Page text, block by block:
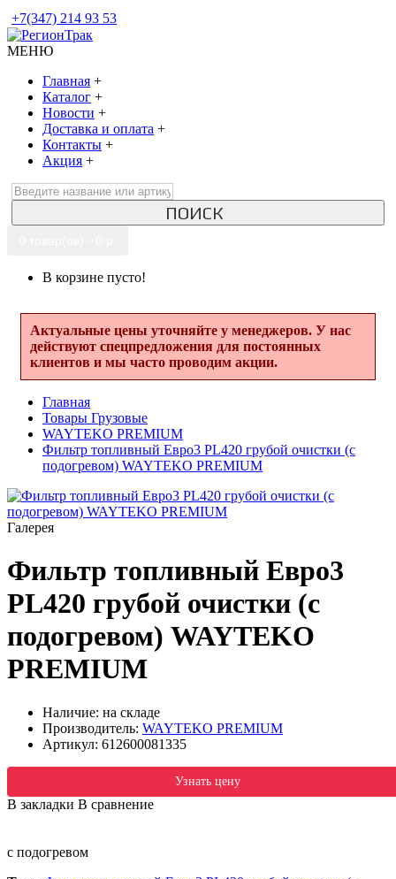
+7(347) 214 93 53
МЕНЮ
Главная +
Каталог +
Новости +
Доставка и оплата +
Контакты +
Акция +
ПОИСК
В корзине пусто!
Актуальные цены уточняйте у менеджеров. У нас
действуют спецпредложения для постоянных
клиентов и мы часто проводим акции.
Главная
Товары Грузовые
WAYTEKO PREMIUM
Фильтр топливный Евро3 PL420 грубой очистки (с
подогревом) WAYTEKO PREMIUM
Галерея
Фильтр топливный Евро3
PL420 грубой очистки (с
подогревом) WAYTEKO
PREMIUM
Наличие: на складе
Производитель: WAYTEKO PREMIUM
Артикул: 612600081335
Узнать цену
В закладки В сравнение
с подогревом